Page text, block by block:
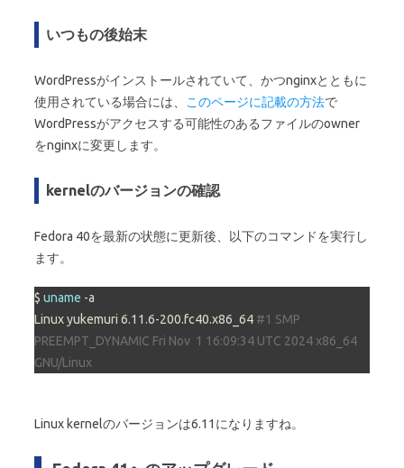
いつもの後始末
WordPressがインストールされていて、かつnginxとともに
使用されている場合には、
このページに記載の方法で
WordPressがアクセスする可能性のあるファイルのowner
をnginxに変更します。
kernelのバージョンの確認
Fedora 40を最新の状態に更新後、以下のコマンドを実行し
ます。
$ uname -a
Linux yukemuri 6.11.6-200.fc40.x86_64 #1 SMP
PREEMPT_DYNAMIC Fri Nov  1 16:09:34 UTC 2024 x86_64
GNU/Linux
Linux kernelのバージョンは6.11になりますね。